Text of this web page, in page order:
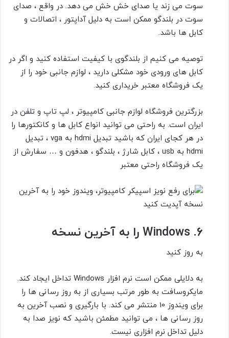
سوت می زند یا صدای خش خش می دهد. در واقع ، صدای
سوت در بلندگو ممکن است به دلیل آداپتور ، اتصالات و
کابل ها باشد.
توصیه می کنیم از بلندگوی با کیفیت استفاده کنید و اگر در
کابل های ورودی خود مشکلی دارید ، لوازم جانبی خود را از
یک فروشگاه معتبر خریداری کنید.
بزرگترین فروشگاه لوازم جانبی کامپیوتر ، لپ تاپ و تلفن در
ایران است. به راحتی می توانید انواع کابل ها و کانکتورها را
در هر کجای ایران که باشید تبدیل hdmi به vga ،
تبدیل
hdmi به usb ، کابل شارژ ، بلندگو ، هدفون و … سفارش از
یک فروشگاه راحتی معتبر
6. Windows را به آخرین نسخه
به روز کنید
به دلایلی ممکن است نرم افزار Windows تداخل ایجاد کند.
مایکروسافت به طور مرتب بسیاری از به روز رسانی ها را
برای ویندوز 10 منتشر می کند. با بارگیری و نصب آخرین به
روز رسانی ها ، می توانید مطمئن باشید که نویز صدا به
دلیل تداخل نرم افزاری نیست.